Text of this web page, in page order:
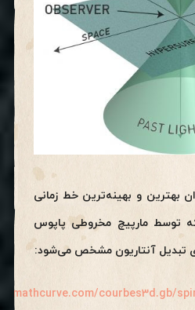
بهترین و بهینه‌ترین خط زمانی
توسط مارپیچ مخروطی پاپوس
mathcurve.com/courbes3d.gb/